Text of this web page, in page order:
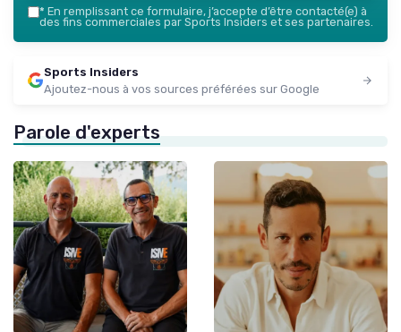
* En remplissant ce formulaire, j’accepte d’être contacté(e) à
des fins commerciales par Sports Insiders et ses partenaires.
Sports Insiders
Ajoutez-nous à vos sources préférées sur Google
Parole d'experts